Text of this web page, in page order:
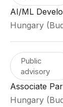
AI/ML
Hungary
Public
advisory
Associate
Hungary